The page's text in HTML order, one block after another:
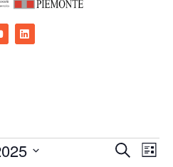
Eventi
Cerca
Lista